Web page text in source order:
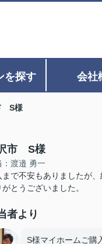
を探す 会社
S様
市 S様
：渡邉 勇一
まで不安もありましたが
がとうございました。
者より
S様マイホームご購